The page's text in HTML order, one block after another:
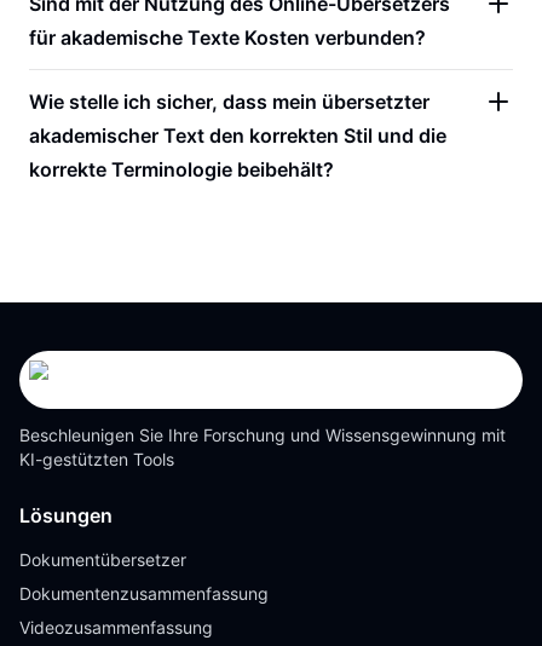
für akademische Texte Kosten verbunden?
Wie stelle ich sicher, dass mein übersetzter
akademischer Text den korrekten Stil und die
korrekte Terminologie beibehält?
Beschleunigen Sie Ihre Forschung und Wissensgewinnung mit
KI-gestützten Tools
Lösungen
Dokumentübersetzer
Dokumentenzusammenfassung
Videozusammenfassung